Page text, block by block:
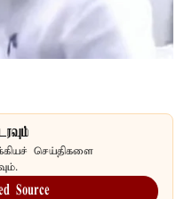
செய்திகளை
Source